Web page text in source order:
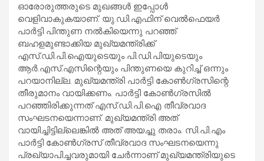
ഓരോരുത്തരുടെ മുഖങ്ങള്‍ ഇപ്പോള്‍
വെളിവാകുകയാണ്. യു.ഡി.എഫിന് വെല്‍ഫെയര്‍
പാര്‍ട്ടി പിന്തുണ നല്‍കിയെന്നു പറഞ്ഞ്
ബഹളമുണ്ടാക്കിയ മുഖ്യമന്ത്രിക്ക്
എസ്.ഡി.പി.ഐയുടെയും പി.ഡി.പിയുടെയും
ആര്‍.എസ്.എസിന്റെയും പിന്തുണയെ കുറിച്ച് ഒന്നും
പറയാനില്ല. മുഖ്യമന്ത്രി പാര്‍ട്ടി കോണ്‍ഗ്രസിന്റെ
തീരുമാനം വായിക്കണം. പാര്‍ട്ടി കോണ്‍ഗ്രസില്‍
പറഞ്ഞിരിക്കുന്നത് എസ്.ഡി.പി.ഐ തീവ്രവാദ
സംഘടനയെന്നാണ്. മുഖ്യമന്ത്രി അത്
വായിച്ചിട്ടില്ലെങ്കില്‍ അത് അയച്ചു തരാം. സി.പി.എം
പാര്‍ട്ടി കോണ്‍ഗ്രസ് തീവ്രവാദ സംഘടനയെന്നു
പ്രഖ്യാപിച്ചവരുമായി ചേര്‍ന്നാണ് മുഖ്യമന്ത്രിയുടെ